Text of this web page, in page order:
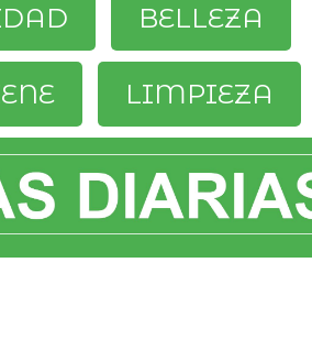
BELLEZA
LIMPIEZA